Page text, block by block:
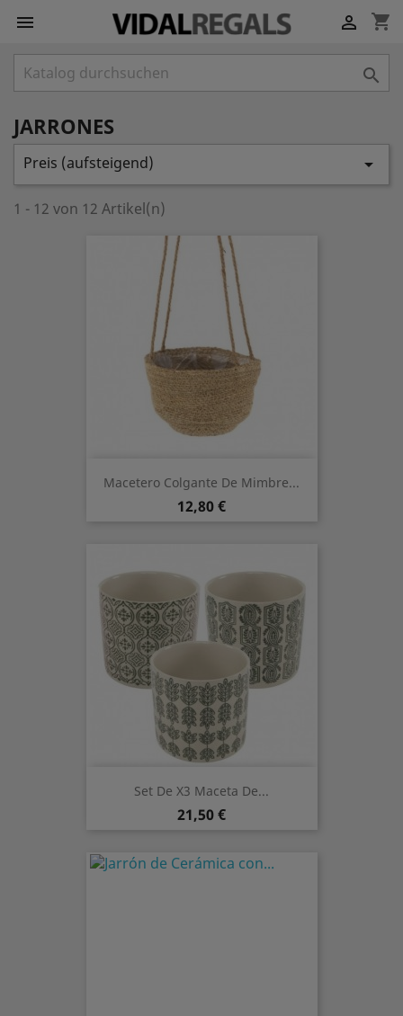
 shopping_cart


JARRONES
Preis (aufsteigend) 
1 - 12 von 12 Artikel(n)
Macetero Colgante De Mimbre...
Preis
12,80 €
Set De X3 Maceta De...
Preis
21,50 €